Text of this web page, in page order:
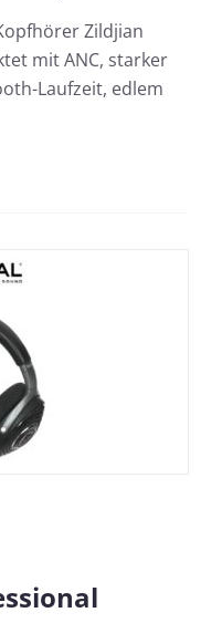
Zildjian
mit ANC, starker
Laufzeit, edlem